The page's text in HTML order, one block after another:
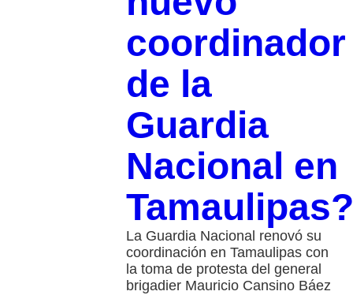
coordinador
de la
Guardia
Nacional en
Tamaulipas?
La Guardia Nacional renovó su
coordinación en Tamaulipas con
la toma de protesta del general
brigadier Mauricio Cansino Báez